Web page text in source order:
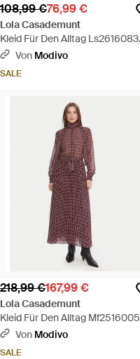
108,99 €76,99 €
Lola Casademunt
Kleid Für Den Alltag Ls2616083
Regular Fit - Weiß
Von Modivo
SALE
218,99 €167,99 €
Lola Casademunt
Kleid Für Den Alltag Mf2516005
Regular Fit - Rot
Von Modivo
SALE